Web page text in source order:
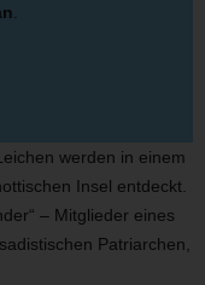
werden in einem
Insel entdeckt.
– Mitglieder eines
Patriarchen,